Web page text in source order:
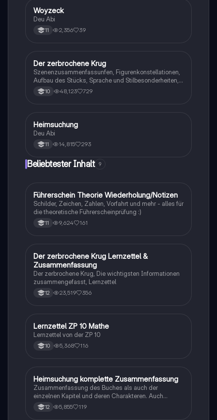
Deutsch
Woyzeck
Deu Abi
11 2,356 39
Deutsch
Der zerbrochene Krug
Szenenzusammenfassunfen, Figurenkonstellationen,
Aufbau des Stücks, Sprache und Stilbesonderheiten,
Aussageabsicht, Thematik, Interpretation
10 48,123 729
Deutsch
Heimsuchung
Deu Abi
11 14,815 293
Beliebtester Inhalt 9
Lerntipps
Führerschein Theorie Wiederholung/Notizen
Schilder, Zeichen, Zahlen, Vorfahrt und mehr - alles für
die theoretische Führerscheinprüfung :)
11 9,624 161
Deutsch
Der zerbrochene Krug Lernzettel &
Zusammenfassung
Der zerbrochene Krug, Die wichtigsten Informationen
zusammengefasst, Lernzettel
12 23,519 356
Mathe
Lernzettel ZP 10 Mathe
Lernzettel von der ZP 10
10 5,368 116
Deutsch
Heimsuchung komplette Zusammenfassung
Zusammenfassung des Buches als auch der
einzelnen Kapitel und deren Charakteren. Auch
tabellarisch. Im Unterricht ohne KI erstellt
12 5,855 119